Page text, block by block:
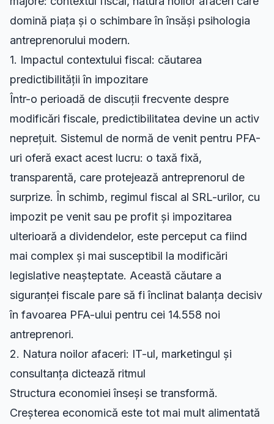
domină piața și o schimbare în însăși psihologia
antreprenorului modern.
1. Impactul contextului fiscal: căutarea
predictibilității în impozitare
Într-o perioadă de discuții frecvente despre
modificări fiscale, predictibilitatea devine un activ
neprețuit. Sistemul de normă de venit pentru PFA-
uri oferă exact acest lucru: o taxă fixă,
transparentă, care protejează antreprenorul de
surprize. În schimb, regimul fiscal al SRL-urilor, cu
impozit pe venit sau pe profit și impozitarea
ulterioară a dividendelor, este perceput ca fiind
mai complex și mai susceptibil la modificări
legislative neașteptate. Această căutare a
siguranței fiscale pare să fi înclinat balanța decisiv
în favoarea PFA-ului pentru cei 14.558 noi
antreprenori.
2. Natura noilor afaceri: IT-ul, marketingul și
consultanța dictează ritmul
Structura economiei înseși se transformă.
Creșterea economică este tot mai mult alimentată